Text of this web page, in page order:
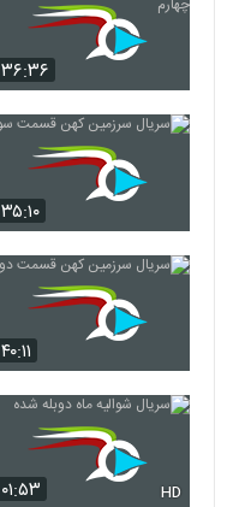
۳۶:۳۶
۳۵:۱۰
۴۰:۱۱
۰۱:۵۳ HD